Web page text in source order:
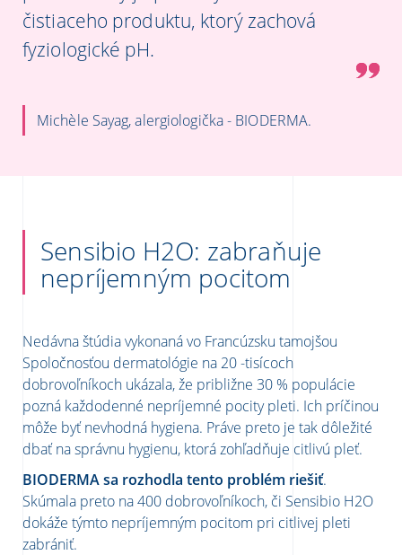
čistiaceho produktu, ktorý zachová
fyziologické pH.
Michèle Sayag, alergiologička - BIODERMA.
Sensibio H2O: zabraňuje
nepríjemným pocitom
Nedávna štúdia vykonaná vo Francúzsku tamojšou
Spoločnosťou dermatológie na 20 -tisícoch
dobrovoľníkoch ukázala, že približne 30 % populácie
pozná každodenné nepríjemné pocity pleti. Ich príčinou
môže byť nevhodná hygiena. Práve preto je tak dôležité
dbať na správnu hygienu, ktorá zohľadňuje citlivú pleť.
BIODERMA sa rozhodla tento problém riešiť.
Skúmala preto na 400 dobrovoľníkoch, či Sensibio H2O
dokáže týmto nepríjemným pocitom pri citlivej pleti
zabrániť.